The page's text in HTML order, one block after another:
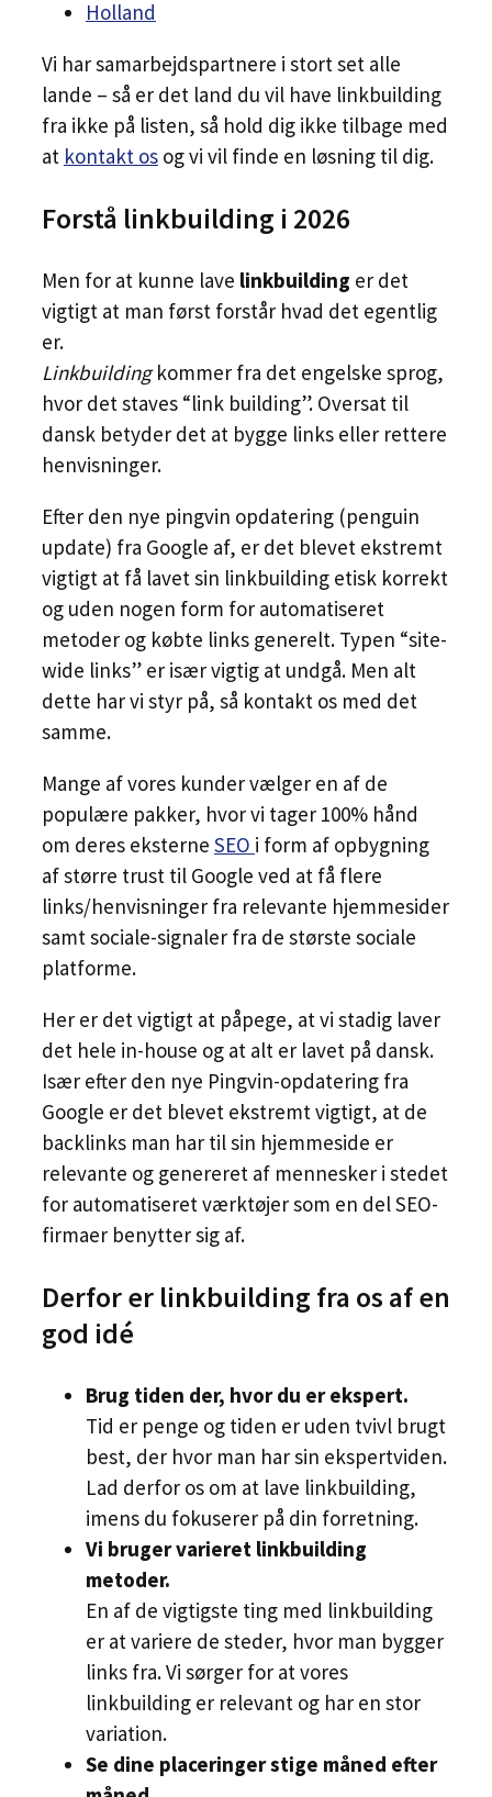
Holland
Vi har samarbejdspartnere i stort set alle
lande – så er det land du vil have linkbuilding
fra ikke på listen, så hold dig ikke tilbage med
at kontakt os og vi vil finde en løsning til dig.
Forstå linkbuilding i 2026
Men for at kunne lave linkbuilding er det
vigtigt at man først forstår hvad det egentlig
er.
Linkbuildingkommer fra det engelske sprog,
hvor det staves “link building”. Oversat til
dansk betyder det at bygge links eller rettere
henvisninger.
Efter den nye pingvin opdatering (penguin
update) fra Google af, er det blevet ekstremt
vigtigt at få lavet sin linkbuilding etisk korrekt
og uden nogen form for automatiseret
metoder og købte links generelt. Typen “site-
wide links” er især vigtig at undgå. Men alt
dette har vi styr på, så kontakt os med det
samme.
Mange af vores kunder vælger en af de
populære pakker, hvor vi tager 100% hånd
om deres eksterne SEO i form af opbygning
af større trust til Google ved at få flere
links/henvisninger fra relevante hjemmesider
samt sociale-signaler fra de største sociale
platforme.
Her er det vigtigt at påpege, at vi stadig laver
det hele in-house og at alt er lavet på dansk.
Især efter den nye Pingvin-opdatering fra
Google er det blevet ekstremt vigtigt, at de
backlinks man har til sin hjemmeside er
relevante og genereret af mennesker i stedet
for automatiseret værktøjer som en del SEO-
firmaer benytter sig af.
Derfor er linkbuilding fra os af en
god idé
Brug tiden der, hvor du er ekspert.
Tid er penge og tiden er uden tvivl brugt
best, der hvor man har sin ekspertviden.
Lad derfor os om at lave linkbuilding,
imens du fokuserer på din forretning.
Vi bruger varieret linkbuilding
metoder.
En af de vigtigste ting med linkbuilding
er at variere de steder, hvor man bygger
links fra. Vi sørger for at vores
linkbuilding er relevant og har en stor
variation.
Se dine placeringer stige måned efter